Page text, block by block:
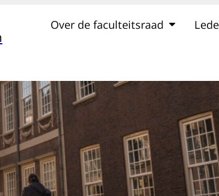
Over de faculteitsraad